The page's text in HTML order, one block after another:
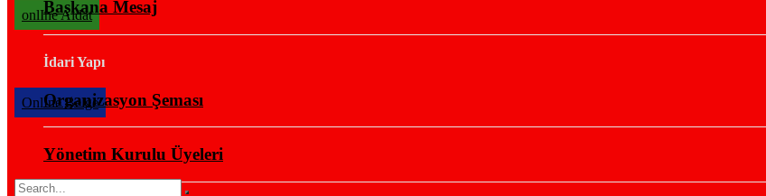
onlIne Aidat
OnlIne Belge
Başkana Mesaj
İdari Yapı
Organizasyon Şeması
Yönetim Kurulu Üyeleri